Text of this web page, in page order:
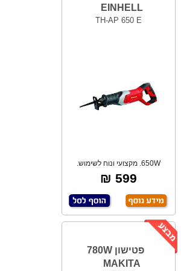
EINHELL
TH-AP 650 E
650W. מקצועי ונוח לשימוש.
מהירויות משתנו
599 ₪
פטישון 780W
MAKITA